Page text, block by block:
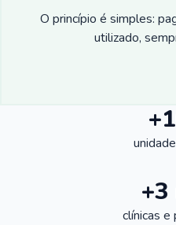
O princípio é simples:
utilizado,
clínicas